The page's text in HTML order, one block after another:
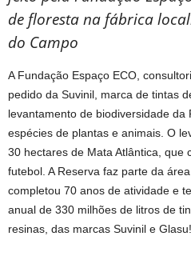
de floresta na fábrica
do Campo
A Fundação Espaço ECO,
pedido da Suvinil, marca de tintas
levantamento de biodiversidade
espécies de plantas e animais. O
30 hectares de Mata Atlântica, que
futebol. A Reserva faz parte da
completou 70 anos de atividade e
anual de 330 milhões de litros de
resinas, das marcas Suvinil e